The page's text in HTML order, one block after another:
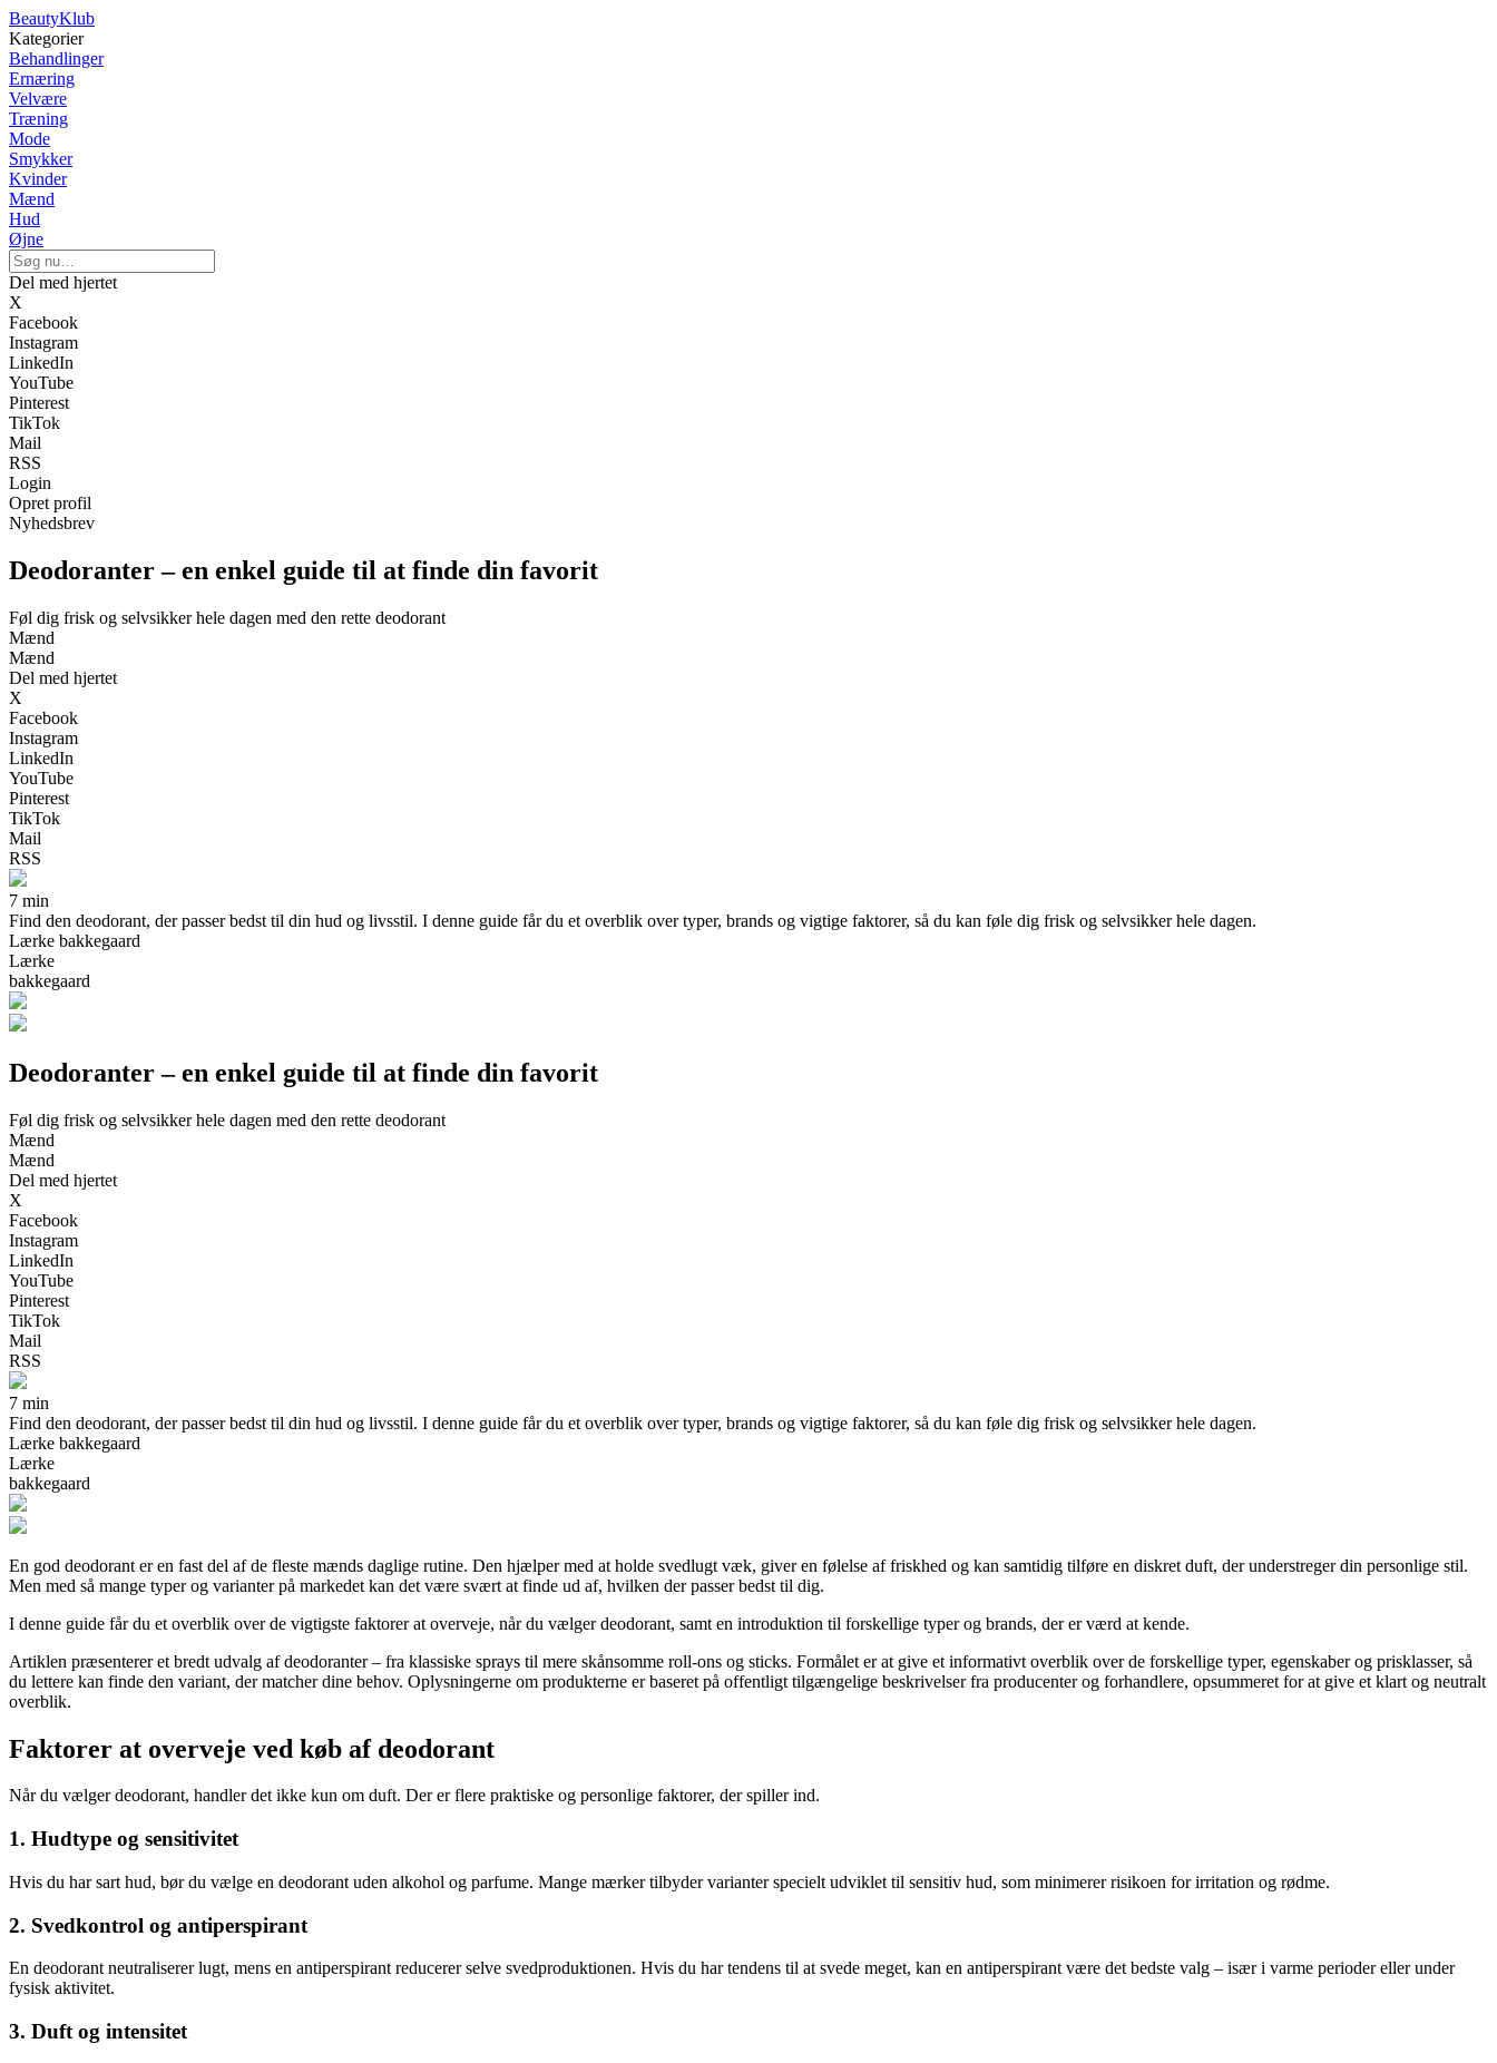
BeautyKlub
Kategorier
Behandlinger
Ernæring
Velvære
Træning
Mode
Smykker
Kvinder
Mænd
Hud
Øjne
Del med hjertet
X
Facebook
Instagram
LinkedIn
YouTube
Pinterest
TikTok
Mail
RSS
Login
Opret profil
Nyhedsbrev
Deodoranter – en enkel guide til at finde din favorit
Føl dig frisk og selvsikker hele dagen med den rette deodorant
Mænd
Mænd
Del med hjertet
X
Facebook
Instagram
LinkedIn
YouTube
Pinterest
TikTok
Mail
RSS
7 min
Find den deodorant, der passer bedst til din hud og livsstil. I denne guide får du et overblik over typer, brands og vigtige faktorer, så du kan føle dig frisk og selvsikker hele dagen.
Lærke bakkegaard
Lærke
bakkegaard
Deodoranter – en enkel guide til at finde din favorit
Føl dig frisk og selvsikker hele dagen med den rette deodorant
Mænd
Mænd
Del med hjertet
X
Facebook
Instagram
LinkedIn
YouTube
Pinterest
TikTok
Mail
RSS
7 min
Find den deodorant, der passer bedst til din hud og livsstil. I denne guide får du et overblik over typer, brands og vigtige faktorer, så du kan føle dig frisk og selvsikker hele dagen.
Lærke bakkegaard
Lærke
bakkegaard
En god deodorant er en fast del af de fleste mænds daglige rutine. Den hjælper med at holde svedlugt væk, giver en følelse af friskhed og kan samtidig tilføre en diskret duft, der understreger din personlige stil.
Men med så mange typer og varianter på markedet kan det være svært at finde ud af, hvilken der passer bedst til dig.
I denne guide får du et overblik over de vigtigste faktorer at overveje, når du vælger deodorant, samt en introduktion til forskellige typer og brands, der er værd at kende.
Artiklen præsenterer et bredt udvalg af deodoranter – fra klassiske sprays til mere skånsomme roll-ons og sticks. Formålet er at give et informativt overblik over de forskellige typer, egenskaber og prisklasser, så
du lettere kan finde den variant, der matcher dine behov. Oplysningerne om produkterne er baseret på offentligt tilgængelige beskrivelser fra producenter og forhandlere, opsummeret for at give et klart og neutralt
overblik.
Faktorer at overveje ved køb af deodorant
Når du vælger deodorant, handler det ikke kun om duft. Der er flere praktiske og personlige faktorer, der spiller ind.
1. Hudtype og sensitivitet
Hvis du har sart hud, bør du vælge en deodorant uden alkohol og parfume. Mange mærker tilbyder varianter specielt udviklet til sensitiv hud, som minimerer risikoen for irritation og rødme.
2. Svedkontrol og antiperspirant
En deodorant neutraliserer lugt, mens en antiperspirant reducerer selve svedproduktionen. Hvis du har tendens til at svede meget, kan en antiperspirant være det bedste valg – især i varme perioder eller under
fysisk aktivitet.
3. Duft og intensitet